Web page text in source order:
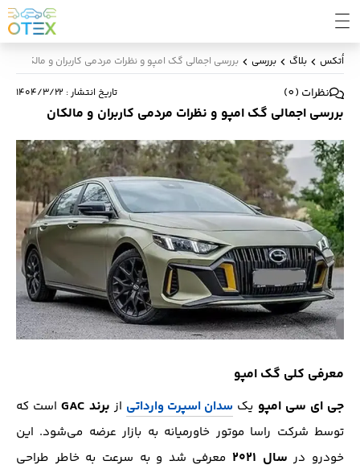
اُتکس بلاگ بررسی بررسی اجمالی گک امپو و نظرات مردمی کاربران و مالکان
نظرات (
0
) تاریخ انتشار: ۱۴۰۴/۳/۲۲
بررسی اجمالی گک امپو و نظرات مردمی کاربران و مالکان
معرفی کلی گک امپو
جی ای سی امپو یک سدان اسپرت وارداتی از برند GAC
است که
توسط شرکت راسا موتور خاورمیانه به بازار عرضه می‌شود. این
خودرو در سال ۲۰۲۱
معرفی شد و به سرعت به خاطر طراحی